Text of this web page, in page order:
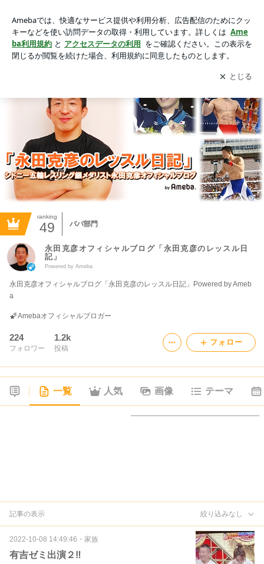
ered by Ameba
アプリをダウンロードして ブログの更新通知
を受け取りまし
ょう。
開く
ranking
49 パパ部門
永田克彦オフィシャルブログ「永田克彦のレッスル日
記」
Powered by Ameba
永田克彦オフィシャルブログ「永田克彦のレッスル日記」Powered by Ameb
a
Amebaオフィシャルブロガー
224
フォロワー
1.2k
投稿
フォロー
一覧 人気 画像 テーマ
記事の表示 絞り込みなし
2022-10-08 14:49:46 ・ 家族
有吉ゼミ出演２‼️